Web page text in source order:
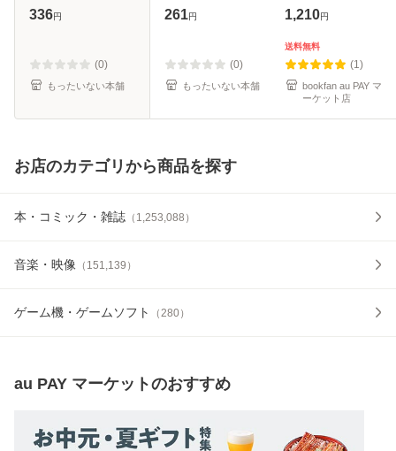
小学館 [コミック]
336円
(0)
もったいない本舗
[文庫]【メール便送
261円
(0)
もったいない本舗
1,210円
送料無料
(1)
bookfan au PAY マ
ーケット店
お店のカテゴリから商品を探す
本・コミック・雑誌 （ 1,253,088 ）
音楽・映像 （ 151,139 ）
ゲーム機・ゲームソフト （ 280）
au PAY マーケットのおすすめ